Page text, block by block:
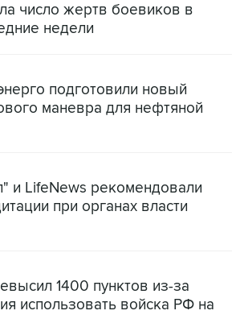
число жертв боевиков в
недели
подготовили новый
маневра для нефтяной
и LifeNews рекомендовали
при органах власти
1400 пунктов из-за
использовать войска РФ на